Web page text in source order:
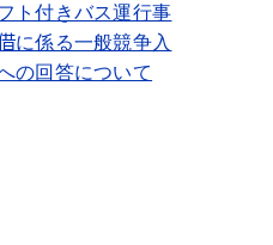
ト付きバス運行事
に係る一般競争入
の回答について